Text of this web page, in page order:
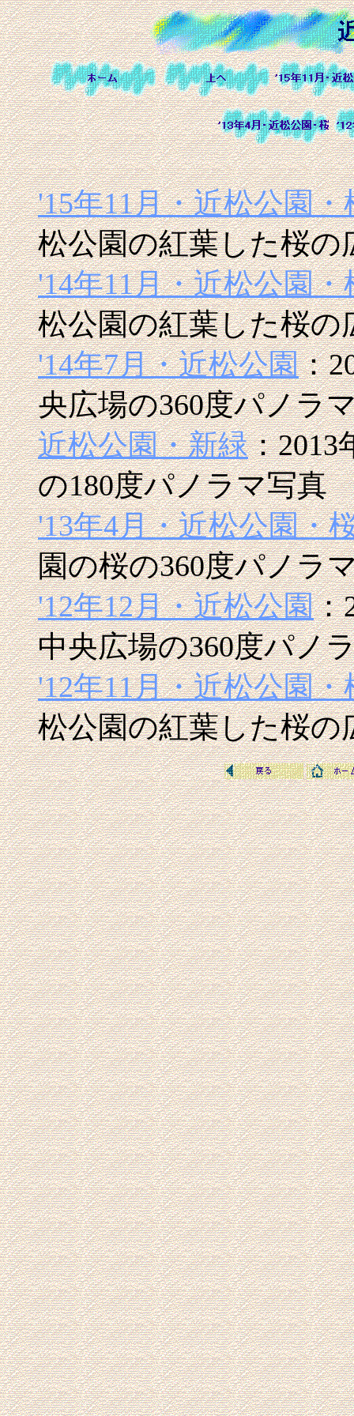
'15年11月・近松公園・
松公園の紅葉した桜の
'14年11月・近松公園・
松公園の紅葉した桜の
'14年7月・近松公園：
央広場の360度パノラ
近松公園・新緑：2013
の180度パノラマ写真
'13年4月・近松公園・
園の桜の360度パノラ
'12年12月・近松公園：
中央広場の360度パノ
'12年11月・近松公園・
松公園の紅葉した桜の